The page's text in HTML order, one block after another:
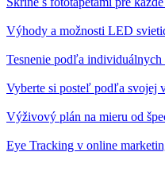
Výhody a možnosti LED
Tesnenie podľa individuálnych
Vyberte si posteľ podľa svojej
Výživový plán na mieru od
Eye Tracking v online